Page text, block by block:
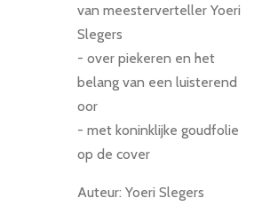
van meesterverteller Yoeri
Slegers
- over piekeren en het
belang van een luisterend
oor
- met koninklijke goudfolie
op de cover
Auteur: Yoeri Slegers